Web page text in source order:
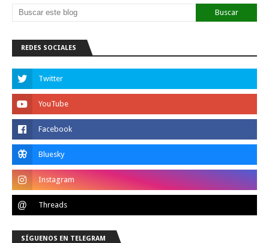
REDES SOCIALES
SÍGUENOS EN TELEGRAM